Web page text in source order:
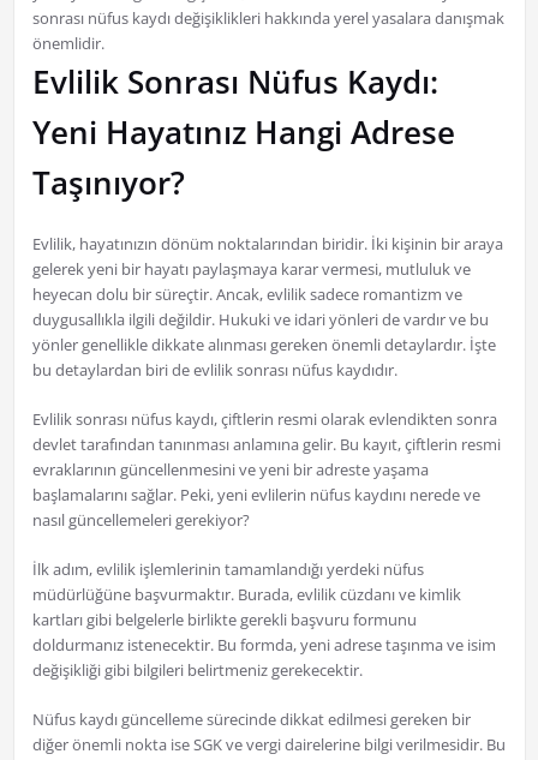
sonrası nüfus kaydı değişiklikleri hakkında yerel yasalara danışmak
önemlidir.
Evlilik Sonrası Nüfus Kaydı:
Yeni Hayatınız Hangi Adrese
Taşınıyor?
Evlilik, hayatınızın dönüm noktalarından biridir. İki kişinin bir araya
gelerek yeni bir hayatı paylaşmaya karar vermesi, mutluluk ve
heyecan dolu bir süreçtir. Ancak, evlilik sadece romantizm ve
duygusallıkla ilgili değildir. Hukuki ve idari yönleri de vardır ve bu
yönler genellikle dikkate alınması gereken önemli detaylardır. İşte
bu detaylardan biri de evlilik sonrası nüfus kaydıdır.
Evlilik sonrası nüfus kaydı, çiftlerin resmi olarak evlendikten sonra
devlet tarafından tanınması anlamına gelir. Bu kayıt, çiftlerin resmi
evraklarının güncellenmesini ve yeni bir adreste yaşama
başlamalarını sağlar. Peki, yeni evlilerin nüfus kaydını nerede ve
nasıl güncellemeleri gerekiyor?
İlk adım, evlilik işlemlerinin tamamlandığı yerdeki nüfus
müdürlüğüne başvurmaktır. Burada, evlilik cüzdanı ve kimlik
kartları gibi belgelerle birlikte gerekli başvuru formunu
doldurmanız istenecektir. Bu formda, yeni adrese taşınma ve isim
değişikliği gibi bilgileri belirtmeniz gerekecektir.
Nüfus kaydı güncelleme sürecinde dikkat edilmesi gereken bir
diğer önemli nokta ise SGK ve vergi dairelerine bilgi verilmesidir. Bu